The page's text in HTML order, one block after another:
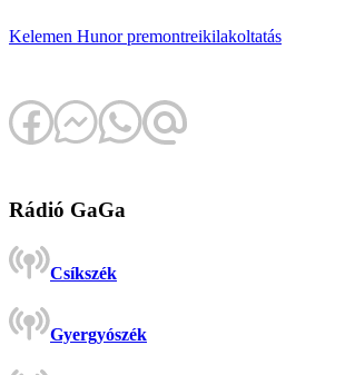
Kelemen Hunorpremontreikilakoltatás
Rádió GaGa
Csíkszék
Gyergyószék